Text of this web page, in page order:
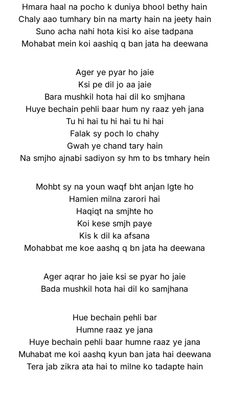
Hmara haal na pocho k duniya bhool bethy hain
Chaly aao tumhary bin na marty hain na jeety hain
Suno acha nahi hota kisi ko aise tadpana
Mohabat mein koi aashiq q ban jata ha deewana
Ager ye pyar ho jaie
Ksi pe dil jo aa jaie
Bara mushkil hota hai dil ko smjhana
Huye bechain pehli baar hum ny raaz yeh jana
Tu hi hai tu hi hai tu hi hai
Falak sy poch lo chahy
Gwah ye chand tary hain
Na smjho ajnabi sadiyon sy hm to bs tmhary hein
Mohbt sy na youn waqf bht anjan lgte ho
Hamien milna zarori hai
Haqiqt na smjhte ho
Koi kese smjh paye
Kis k dil ka afsana
Mohabbat me koe aashq q bn jata ha deewana
Ager aqrar ho jaie ksi se pyar ho jaie
Bada mushkil hota hai dil ko samjhana
Hue bechain pehli bar
Humne raaz ye jana
Huye bechain pehli baar humne raaz ye jana
Muhabat me koi aashq kyun ban jata hai deewana
Tera jab zikra ata hai to milne ko tadapte hain